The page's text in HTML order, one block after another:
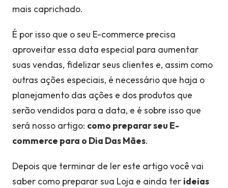
mais caprichado.
É por isso que o seu E-commerce precisa
aproveitar essa data especial para aumentar
suas vendas, fidelizar seus clientes e, assim como
outras ações especiais, é necessário que haja o
planejamento das ações e dos produtos que
serão vendidos para a data, e é sobre isso que
será nosso artigo: como preparar seu E-
commerce para o Dia Das Mães.
Depois que terminar de ler este artigo você vai
saber como preparar sua Loja e ainda ter ideias